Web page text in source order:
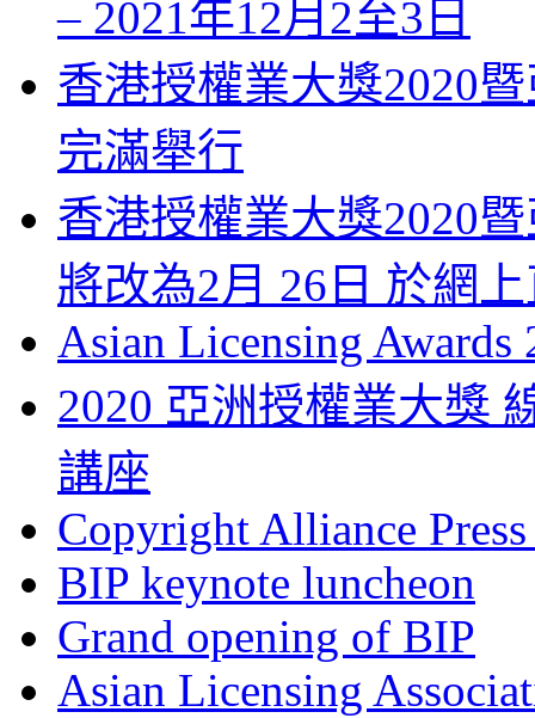
– 2021年12月2至3日
香港授權業大獎2020
完滿舉行
香港授權業大獎2020
將改為2月 26日 於網
Asian Licensing Awards
2020 亞洲授權業大獎
講座
Copyright Alliance
BIP keynote luncheon
Grand opening of BIP
Asian Licensing